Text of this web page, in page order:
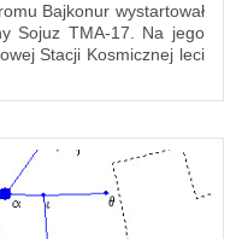
Bajkonur wystartował
Sojuz TMA-17. Na jego
Stacji Kosmicznej leci